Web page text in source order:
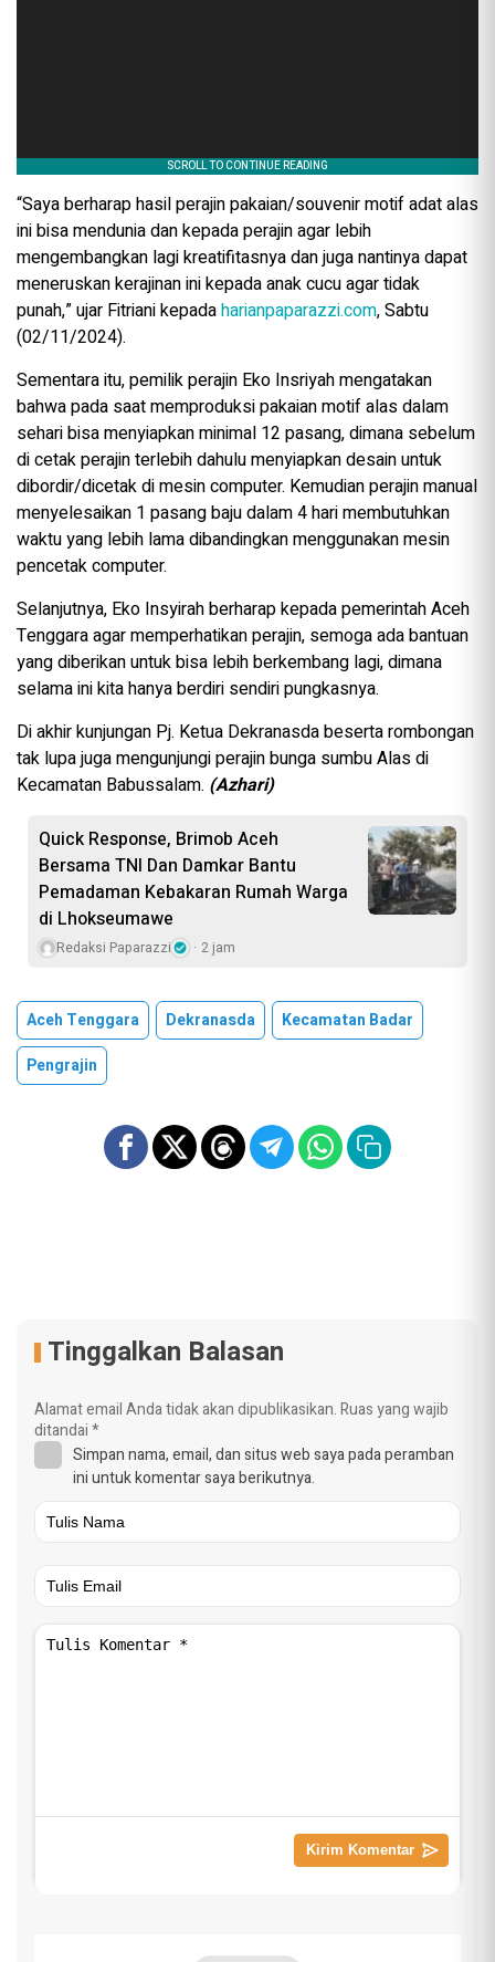
“Saya berharap hasil perajin pakaian/souvenir motif adat alas
ini bisa mendunia dan kepada perajin agar lebih
mengembangkan lagi kreatifitasnya dan juga nantinya dapat
meneruskan kerajinan ini kepada anak cucu agar tidak
punah,” ujar Fitriani kepadaharianpaparazzi.com, Sabtu
(02/11/2024).
Sementara itu, pemilik perajin Eko Insriyah mengatakan
bahwa pada saat memproduksi pakaian motif alas dalam
sehari bisa menyiapkan minimal 12 pasang, dimana sebelum
di cetak perajin terlebih dahulu menyiapkan desain untuk
dibordir/dicetak di mesin computer. Kemudian perajin manual
menyelesaikan 1 pasang baju dalam 4 hari membutuhkan
waktu yang lebih lama dibandingkan menggunakan mesin
pencetak computer.
Selanjutnya, Eko Insyirah berharap kepada pemerintah Aceh
Tenggara agar memperhatikan perajin, semoga ada bantuan
yang diberikan untuk bisa lebih berkembang lagi, dimana
selama ini kita hanya berdiri sendiri pungkasnya.
Di akhir kunjungan Pj. Ketua Dekranasda beserta rombongan
tak lupa juga mengunjungi perajin bunga sumbu Alas di
Kecamatan Babussalam. (Azhari)
Quick Response, Brimob Aceh
Bersama TNI Dan Damkar Bantu
Pemadaman Kebakaran Rumah Warga
di Lhokseumawe
Redaksi Paparazzi 2 jam
Aceh Tenggara Dekranasda
Kecamatan Badar
Pengrajin
Tinggalkan Balasan
Alamat email Anda tidak akan dipublikasikan.Ruas yang wajib
ditandai*
Simpan nama, email, dan situs web saya pada peramban
ini untuk komentar saya berikutnya.